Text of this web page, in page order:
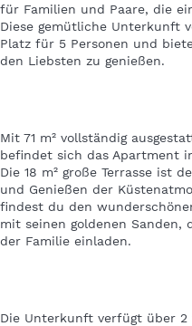
für Familien und Paare, die
Diese gemütliche Unterkunft
Platz für 5 Personen und
den Liebsten zu genießen.
Mit 71 m² vollständig
befindet sich das Apartment
Die 18 m² große Terrasse ist
und Genießen der
findest du den
mit seinen goldenen Sanden,
der Familie einladen.
Die Unterkunft verfügt über 2